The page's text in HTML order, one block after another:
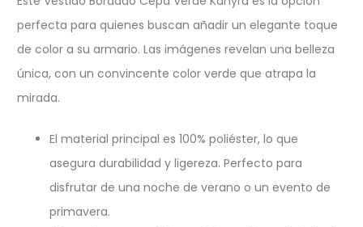
perfecta para quienes buscan añadir un elegante toque
de color a su armario. Las imágenes revelan una belleza
única, con un convincente color verde que atrapa la
mirada.
El material principal es 100% poliéster, lo que
asegura durabilidad y ligereza. Perfecto para
disfrutar de una noche de verano o un evento de
primavera.